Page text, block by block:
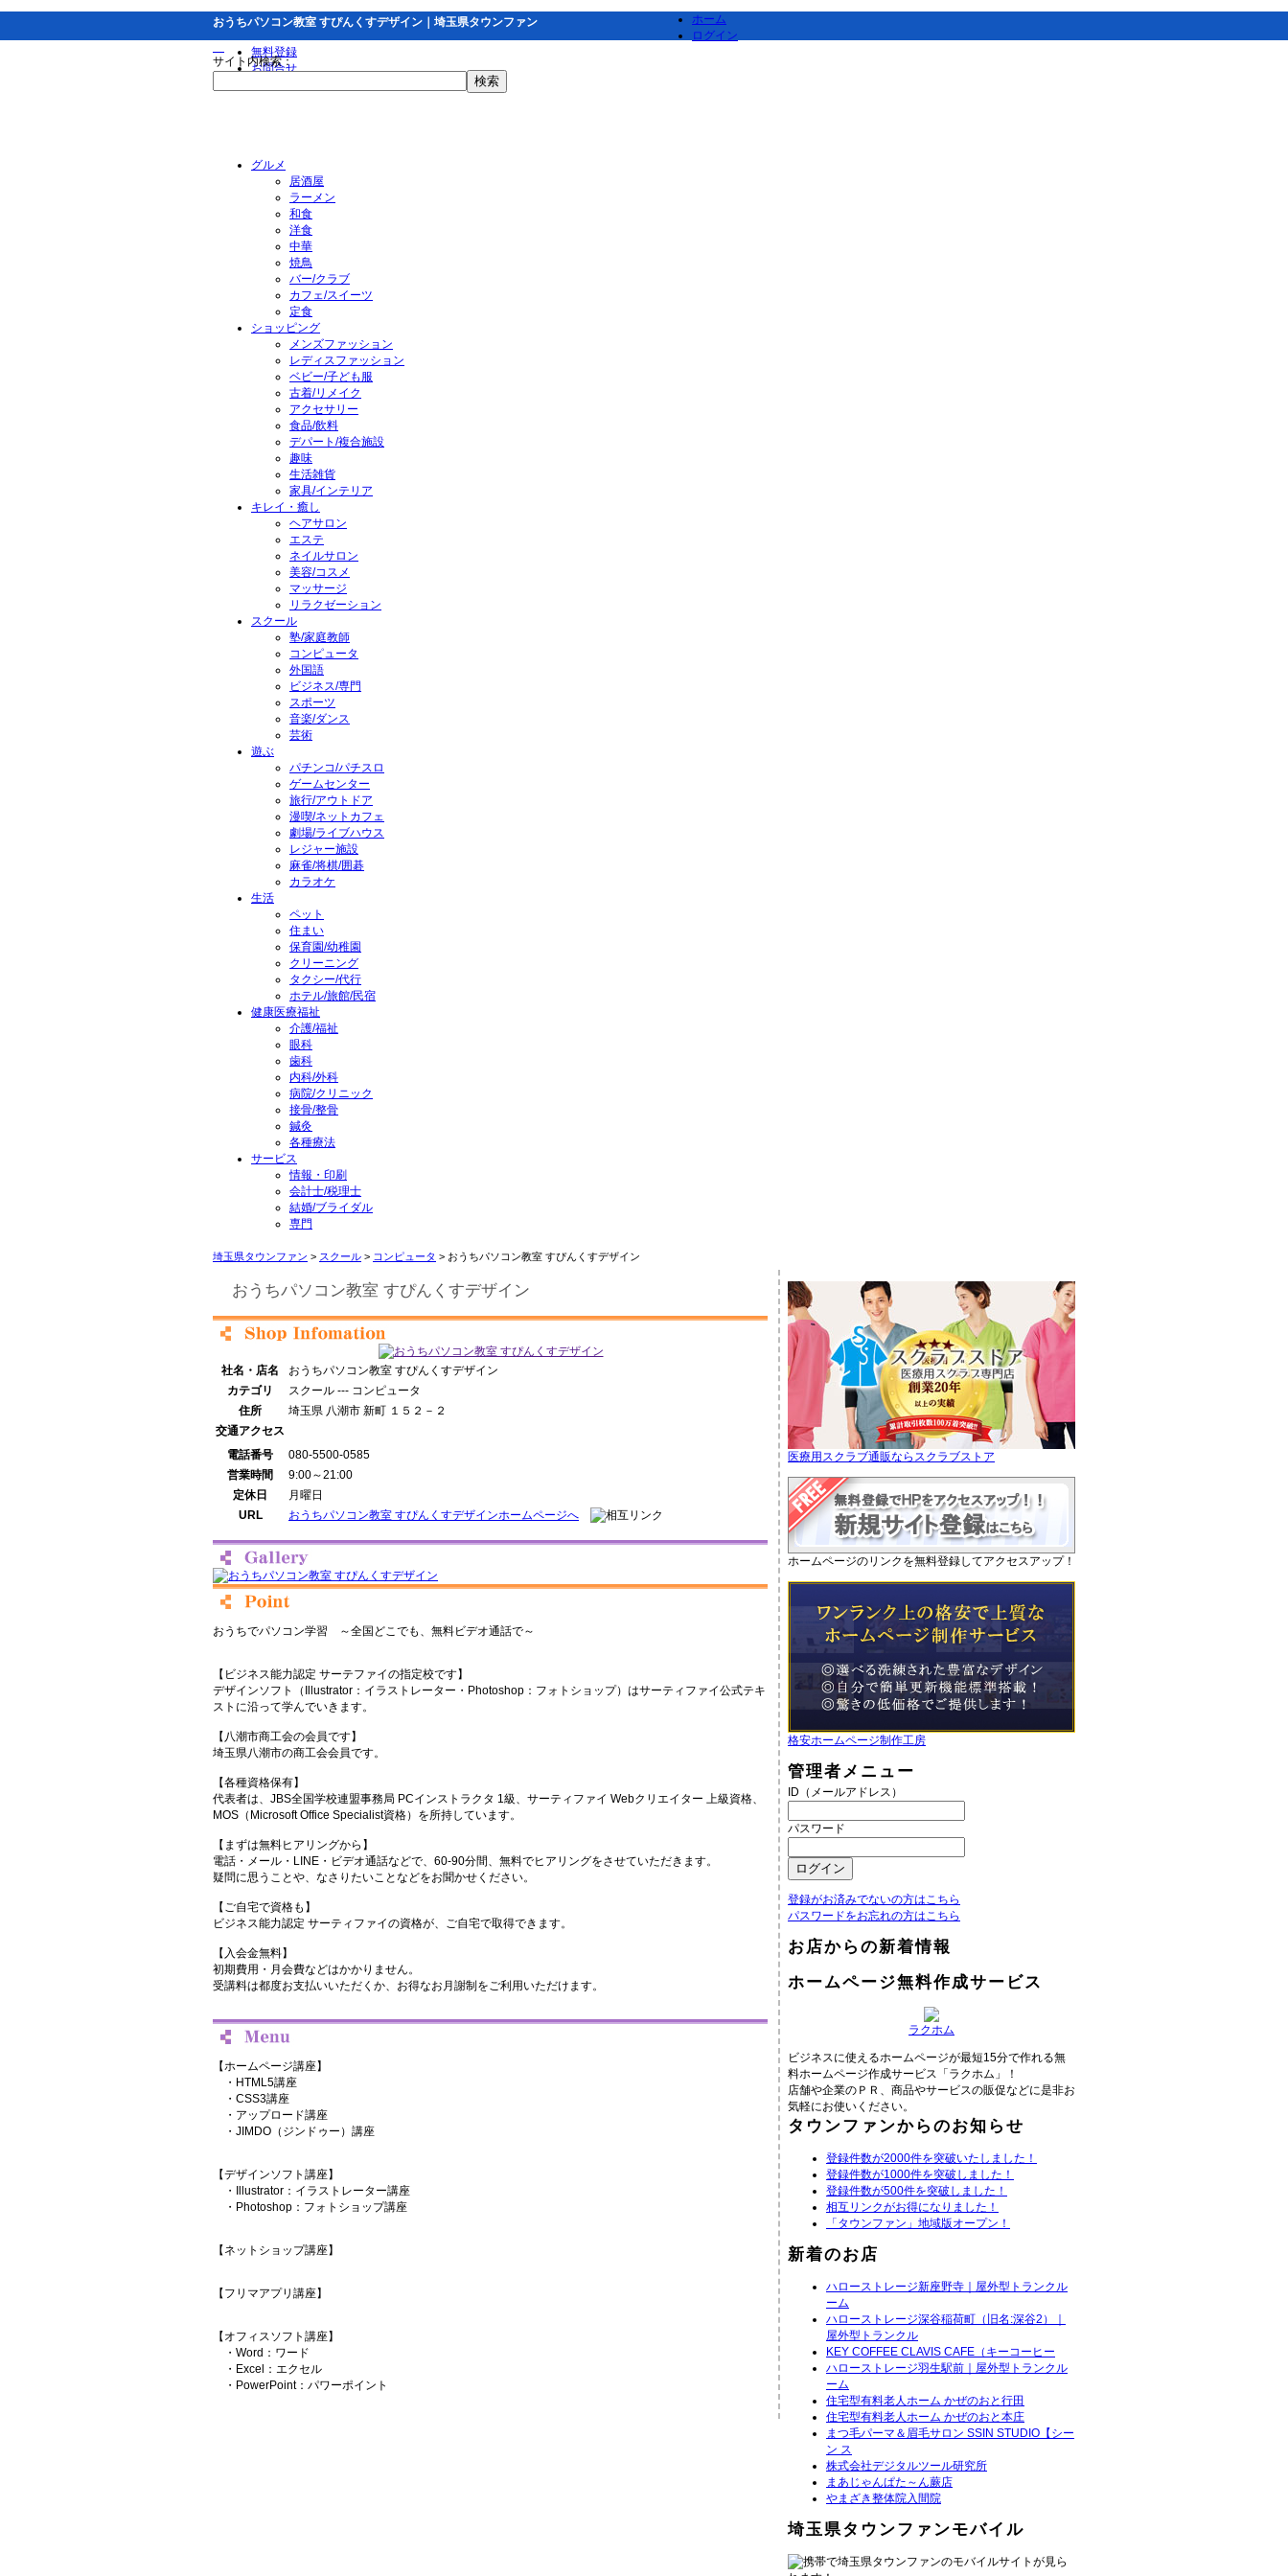
おうちパソコン教室 すぴんくすデザイン｜埼玉県タウンファン
ホーム
ログイン
無料登録
お問合せ
サイト内検索：
グルメ
居酒屋
ラーメン
和食
洋食
中華
焼鳥
バー/クラブ
カフェ/スイーツ
定食
ショッピング
メンズファッション
レディスファッション
ベビー/子ども服
古着/リメイク
アクセサリー
食品/飲料
デパート/複合施設
趣味
生活雑貨
家具/インテリア
キレイ・癒し
ヘアサロン
エステ
ネイルサロン
美容/コスメ
マッサージ
リラクゼーション
スクール
塾/家庭教師
コンピュータ
外国語
ビジネス/専門
スポーツ
音楽/ダンス
芸術
遊ぶ
パチンコ/パチスロ
ゲームセンター
旅行/アウトドア
漫喫/ネットカフェ
劇場/ライブハウス
レジャー施設
麻雀/将棋/囲碁
カラオケ
生活
ペット
住まい
保育園/幼稚園
クリーニング
タクシー/代行
ホテル/旅館/民宿
健康医療福祉
介護/福祉
眼科
歯科
内科/外科
病院/クリニック
接骨/整骨
鍼灸
各種療法
サービス
情報・印刷
会計士/税理士
結婚/ブライダル
専門
埼玉県タウンファン > スクール > コンピュータ > おうちパソコン教室 すぴんくすデザイン
おうちパソコン教室 すぴんくすデザイン
社名・店名
おうちパソコン教室 すぴんくすデザイン
カテゴリ
スクール --- コンピュータ
住所
埼玉県 八潮市 新町 １５２－２
交通アクセス
電話番号
080-5500-0585
営業時間
9:00～21:00
定休日
月曜日
URL
おうちパソコン教室 すぴんくすデザインホームページへ
おうちでパソコン学習 ～全国どこでも、無料ビデオ通話で～
【ビジネス能力認定 サーテファイの指定校です】
デザインソフト（Illustrator：イラストレーター・Photoshop：フォトショップ）はサーティファイ公式テキ
ストに沿って学んでいきます。
【八潮市商工会の会員です】
埼玉県八潮市の商工会会員です。
【各種資格保有】
代表者は、JBS全国学校連盟事務局 PCインストラクタ 1級、サーティファイ Webクリエイター 上級資格、
MOS（Microsoft Office Specialist資格）を所持しています。
【まずは無料ヒアリングから】
電話・メール・LINE・ビデオ通話などで、60-90分間、無料でヒアリングをさせていただきます。
疑問に思うことや、なさりたいことなどをお聞かせください。
【ご自宅で資格も】
ビジネス能力認定 サーティファイの資格が、ご自宅で取得できます。
【入会金無料】
初期費用・月会費などはかかりません。
受講料は都度お支払いいただくか、お得なお月謝制をご利用いただけます。
【ホームページ講座】
・HTML5講座
・CSS3講座
・アップロード講座
・JIMDO（ジンドゥー）講座
【デザインソフト講座】
・Illustrator：イラストレーター講座
・Photoshop：フォトショップ講座
【ネットショップ講座】
【フリマアプリ講座】
【オフィスソフト講座】
・Word：ワード
・Excel：エクセル
・PowerPoint：パワーポイント
医療用スクラブ通販ならスクラブストア
ホームページのリンクを無料登録してアクセスアップ！
格安ホームページ制作工房
管理者メニュー
ID（メールアドレス）
パスワード
登録がお済みでないの方はこちら
パスワードをお忘れの方はこちら
お店からの新着情報
ホームページ無料作成サービス
ラクホム
ビジネスに使えるホームページが最短15分で作れる無
料ホームページ作成サービス「ラクホム」！
店舗や企業のＰＲ、商品やサービスの販促などに是非お
気軽にお使いください。
タウンファンからのお知らせ
登録件数が2000件を突破いたしました！
登録件数が1000件を突破しました！
登録件数が500件を突破しました！
相互リンクがお得になりました！
「タウンファン」地域版オープン！
新着のお店
ハローストレージ新座野寺｜屋外型トランクル
ーム
ハローストレージ深谷稲荷町（旧名:深谷2）｜
屋外型トランクル
KEY COFFEE CLAVIS CAFE（キーコーヒー
ハローストレージ羽生駅前｜屋外型トランクル
ーム
住宅型有料老人ホーム かぜのおと行田
住宅型有料老人ホーム かぜのおと本庄
まつ毛パーマ＆眉毛サロン SSIN STUDIO【シー
ン ス
株式会社デジタルツール研究所
まあじゃんぱた～ん蕨店
やまざき整体院入間院
埼玉県タウンファンモバイル
携帯で埼玉県タウンファンのモバイルサイトが見ら